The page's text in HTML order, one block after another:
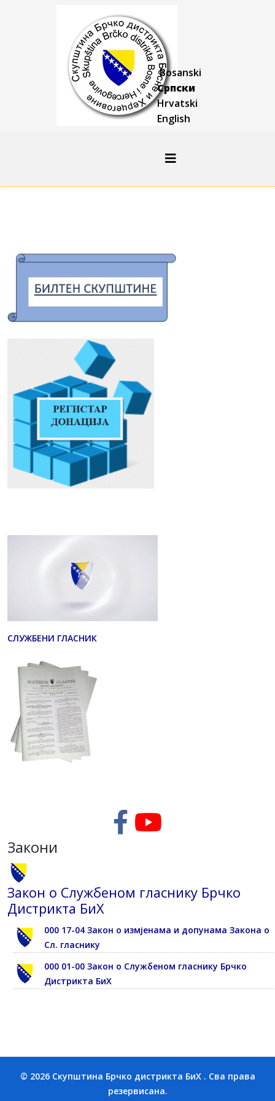
Bosanski
Српски
Hrvatski
English
СЛУЖБЕНИ ГЛАСНИК
Закони
Закон о Службеном гласнику Брчко
Дистрикта БиХ
000 17-04 Закон о измјенама и допунама Закона о
Сл. гласнику
000 01-00 Закон о Службеном гласнику Брчко
Дистрикта БиХ
© 2026 Скупштина Брчко дистрикта БиХ . Сва права
резервисана.